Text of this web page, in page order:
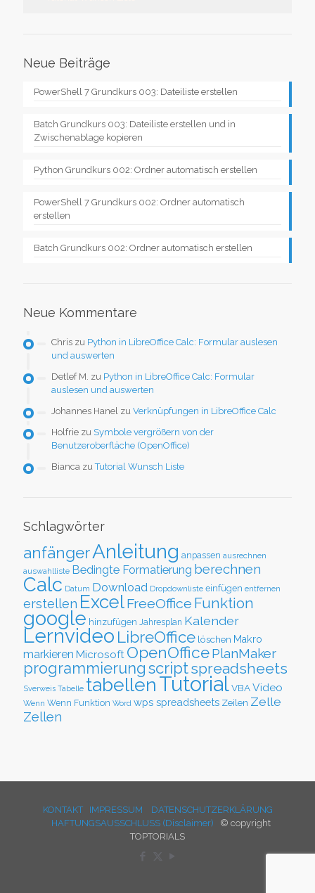
Neue Beiträge
PowerShell 7 Grundkurs 003: Dateiliste erstellen
Batch Grundkurs 003: Dateiliste erstellen und in
Zwischenablage kopieren
Python Grundkurs 002: Ordner automatisch erstellen
PowerShell 7 Grundkurs 002: Ordner automatisch
erstellen
Batch Grundkurs 002: Ordner automatisch erstellen
Neue Kommentare
Chris zu Python in LibreOffice Calc: Formular auslesen
und auswerten
Detlef M. zu Python in LibreOffice Calc: Formular
auslesen und auswerten
Johannes Hanel zu Verknüpfungen in LibreOffice Calc
Holfrie zu Symbole vergrößern von der
Benutzeroberfläche (OpenOffice)
Bianca zuTutorial Wunsch Liste
Schlagwörter
anfängerAnleitung anpassen ausrechnen
auswahlliste Bedingte Formatierung berechnen
Calc Datum Download Dropdownliste einfügen entfernen
erstellen ExcelFreeOffice Funktion
google hinzufügen Jahresplan Kalender
Lernvideo LibreOffice löschen Makro
markieren Microsoft OpenOfficePlanMaker
programmierung scriptspreadsheets
Sverweis Tabelle tabellenTutorialVBAVideo
Wenn Wenn Funktion Word wps spreadsheets Zeilen Zelle
Zellen
KONTAKT IMPRESSUM
DATENSCHUTZERKLÄRUNG
HAFTUNGSAUSSCHLUSS (Disclaimer) © copyright
TOPTORIALS